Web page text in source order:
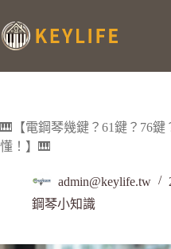
🎹【電鋼琴幾鍵？61鍵？76
懂！】🎹
admin@keylife.tw
鋼琴小知識